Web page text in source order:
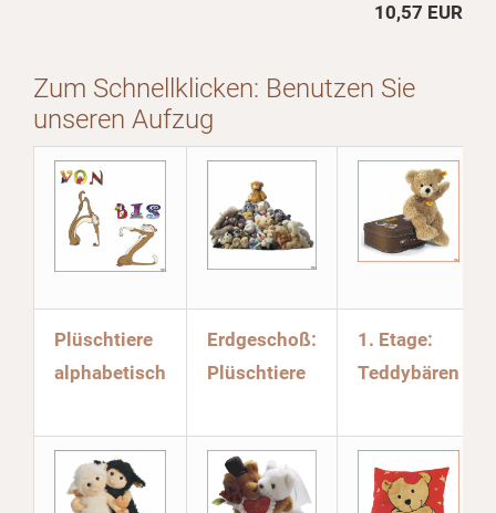
10,57 EUR
Zum Schnellklicken: Benutzen Sie
unseren Aufzug
Plüschtiere
alphabetisch
Erdgeschoß:
Plüschtiere
1. Etage:
Teddybären